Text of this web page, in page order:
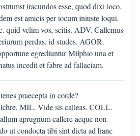
iracundos esse, quod dixi ioco.
est amicis per iocum iniuste loqui.
quid velim vos, scitis. ADV. Callemus
perdas, id studes. AGOR.
egrediuntur Milphio una et
incedit et fabre ad fallaciam.
praecepta in corde?
MIL. Vide sis calleas. COLL.
aprugnum callere aeque non
ut condocta tibi sint dicta ad hanc